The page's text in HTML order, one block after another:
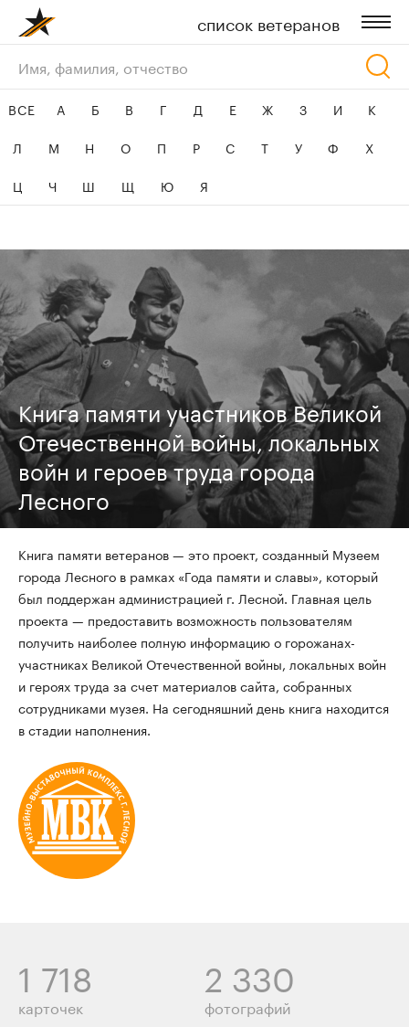
список ветеранов
ресурсы
ВСЕ А Б В Г Д Е Ж З И
К
Л
М Н О П Р С Т У Ф
Х
Ц
Ч Ш Щ Ю Я
Книга памяти участников Великой
Отечественной войны, локальных
войн и героев труда города
Лесного
Книга памяти ветеранов — это проект, созданный Музеем
города Лесного в рамках «Года памяти и славы», который
был поддержан администрацией г. Лесной. Главная цель
проекта — предоставить возможность пользователям
получить наиболее полную информацию о горожанах-
участниках Великой Отечественной войны, локальных войн
и героях труда за счет материалов сайта, собранных
сотрудниками музея. На сегодняшний день книга находится
в стадии наполнения.
1 718
карточек
2 330
фотографий